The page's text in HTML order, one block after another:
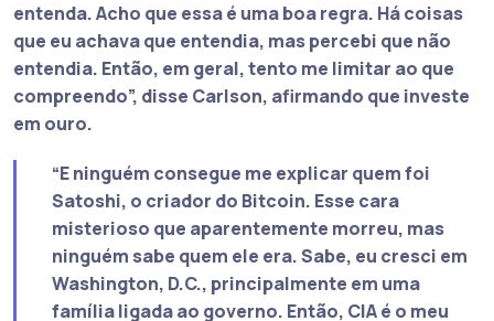
entenda. Acho que essa é uma boa regra. Há coisas
que eu achava que entendia, mas percebi que não
entendia. Então, em geral, tento me limitar ao que
compreendo”, disse Carlson, afirmando que investe
em ouro.
“E ninguém consegue me explicar quem foi
Satoshi, o criador do Bitcoin. Esse cara
misterioso que aparentemente morreu, mas
ninguém sabe quem ele era. Sabe, eu cresci em
Washington, D.C., principalmente em uma
família ligada ao governo. Então, CIA é o meu